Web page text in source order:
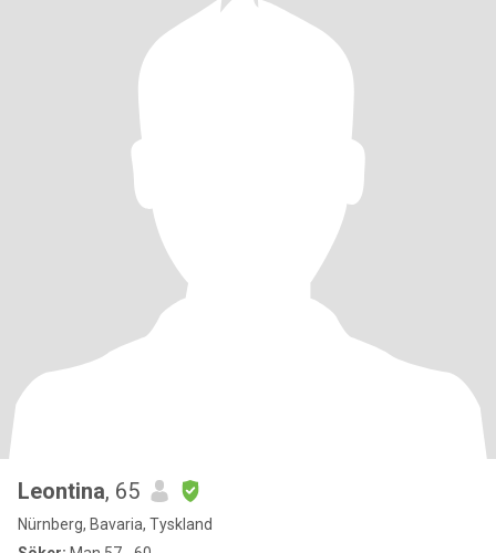
Leontina, 65
Nürnberg, Bavaria, Tyskland